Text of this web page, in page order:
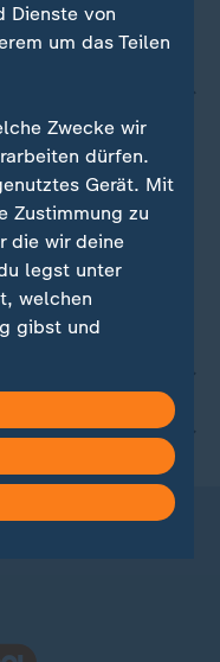
Dienste von
um das Teilen
Zwecke wir
dürfen.
Gerät. Mit
Zustimmung zu
die wir deine
legst unter
welchen
gibst und
oder ändern.
in unserer